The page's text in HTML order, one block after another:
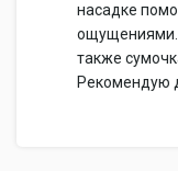
насадке
ощущениями.
также
Рекомендую